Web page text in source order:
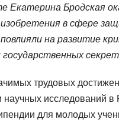
Екатерина Бродская
в сфере
на развитие
государственных
трудовых
научных исследований в
для молодых